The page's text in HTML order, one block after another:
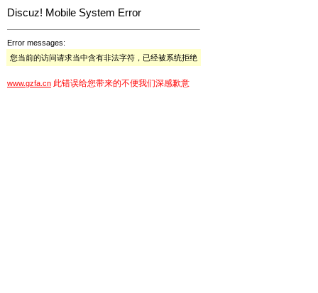
Discuz! Mobile System Error
Error messages:
您当前的访问请求当中含有非法字符，已经被系统拒绝
www.gzfa.cn 此错误给您带来的不便我们深感歉意